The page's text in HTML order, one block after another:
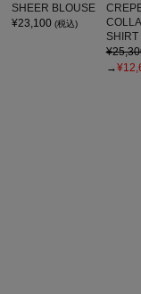
SHEER BLOUSE
¥23,100(税込)
SHIRT
→